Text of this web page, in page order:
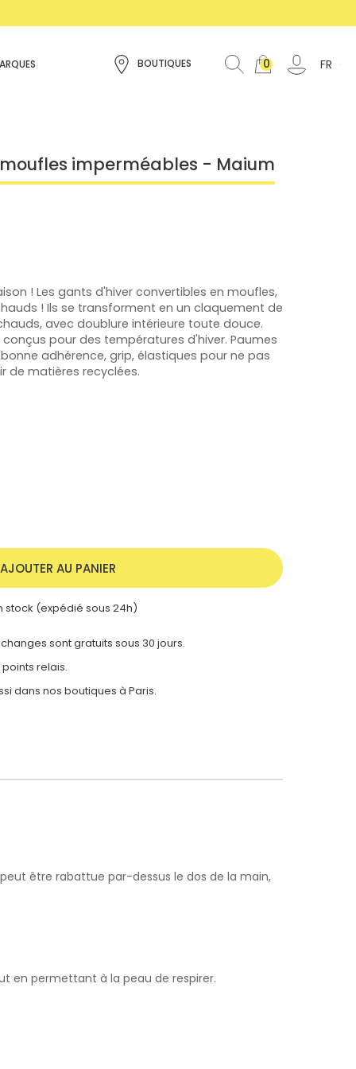
BOUTIQUES 0 FR
imperméables - Maium
! Les gants d'hiver convertibles en moufles,
! Ils se transforment en un claquement de
avec doublure intérieure toute douce.
pour des températures d'hiver. Paumes
adhérence, grip, élastiques pour ne pas
de matières recyclées.
AJOUTER AU PANIER
stock (expédié sous 24h)
sont gratuits sous 30 jours.
relais.
dans nos boutiques à Paris.
être rabattue par-dessus le dos de la main,
en permettant à la peau de respirer.